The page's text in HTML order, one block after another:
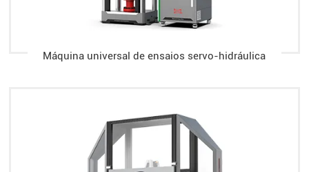
Máquina universal de ensaios servo-hidráulica